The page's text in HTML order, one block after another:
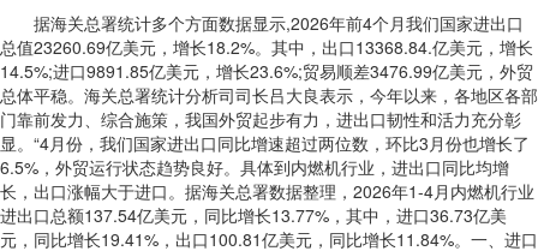
据海关总署统计多个方面数据显示,2026年前4个月我们国家进出口
总值23260.69亿美元，增长18.2%。其中，出口13368.84.亿美元，增长
14.5%;进口9891.85亿美元，增长23.6%;贸易顺差3476.99亿美元，外贸
总体平稳。海关总署统计分析司司长吕大良表示，今年以来，各地区各部
门靠前发力、综合施策，我国外贸起步有力，进出口韧性和活力充分彰
显。“4月份，我们国家进出口同比增速超过两位数，环比3月份也增长了
6.5%，外贸运行状态趋势良好。具体到内燃机行业，进出口同比均增
长，出口涨幅大于进口。据海关总署数据整理，2026年1-4月内燃机行业
进出口总额137.54亿美元，同比增长13.77%，其中，进口36.73亿美
元，同比增长19.41%，出口100.81亿美元，同比增长11.84%。一、进口